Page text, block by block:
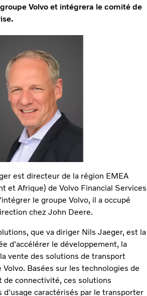
Volvo et intégrera le comité de
est directeur de la région EMEA
et Afrique) de Volvo Financial Services
le groupe Volvo, il a occupé
chez John Deere.
que va diriger Nils Jaeger, est la
d'accélérer le développement, la
vente des solutions de transport
Basées sur les technologies de
de connectivité, ces solutions
d'usage caractérisés par le transporter